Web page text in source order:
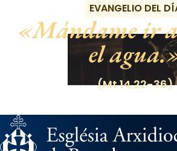
EVANGELIO DEL
Mándame ir
el agua.
(Mt 14,22-36)